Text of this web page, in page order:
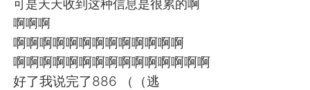
English
繁體中文 Español
可是天天收到这种信息是很累的啊
啊啊啊
啊啊啊啊啊啊啊啊啊啊啊啊啊
啊啊啊啊啊啊啊啊啊啊啊啊啊啊啊
好了我说完了886 （（逃